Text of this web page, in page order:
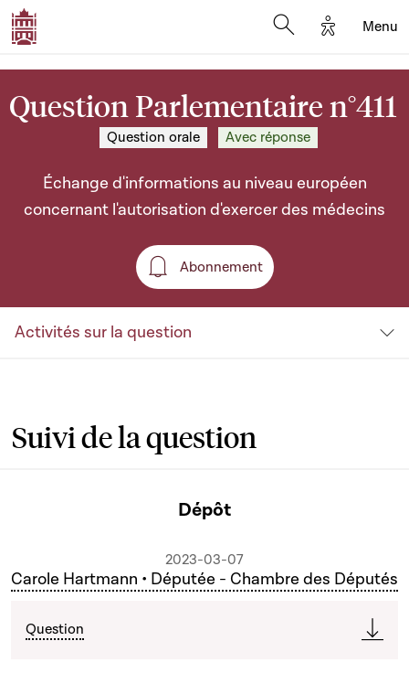
Options
Menu
Question Parlementaire n°411
Question orale Avec réponse
Échange d'informations au niveau européen
concernant l'autorisation d'exercer des médecins
Abonnement
Abonnement
Activités sur la question
Suivi de la question
Dépôt
2023-03-07
Carole Hartmann • Députée - Chambre des Députés
Question